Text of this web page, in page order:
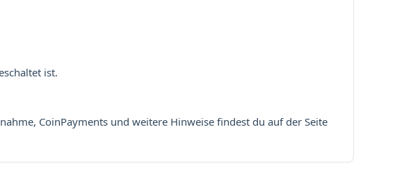
ist.
CoinPayments und weitere Hinweise findest du auf der Seite